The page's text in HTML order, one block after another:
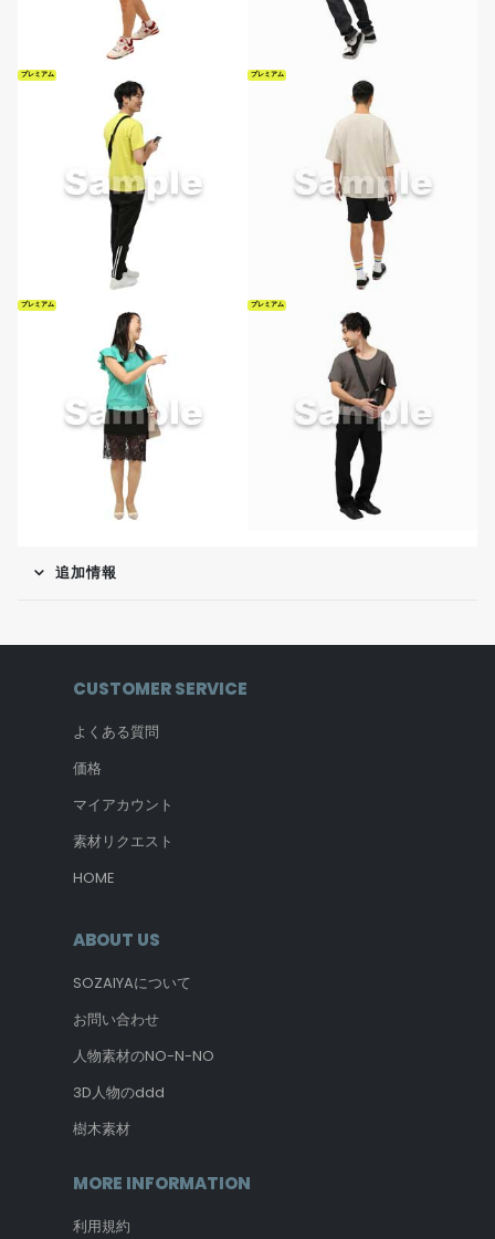
プレミアム プレミアム
プレミアム プレミアム
追加情報
CUSTOMER SERVICE
よくある質問
価格
マイアカウント
素材リクエスト
HOME
ABOUT US
SOZAIYAについて
お問い合わせ
人物素材のNO-N-NO
3D人物のddd
樹木素材
MORE INFORMATION
利用規約